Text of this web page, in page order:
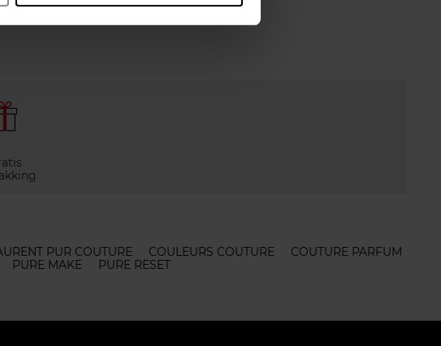
PUR COUTURE COULEURS COUTURE
COUTURE PARFUM
PURE MAKE PURE RESET